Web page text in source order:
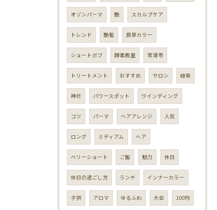
オゾンパーマ 艶 スカルプケア
トレンド 艶髪 良草カラー
ショートボブ 酵素教室 常滑市
トリートメント おすすめ サロン 岐阜
神社 パワースポット ワインディング
コツ パーマ ヘアアレンジ 人気
ロング ミディアム ヘア
ベリーショート ご飯 魅力 休日
休日の過ごし方 ランチ インナーカラー
子供 アロマ ゆるふわ 大会 100均